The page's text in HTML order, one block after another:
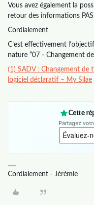
Vous avez également la
retour des informations
Cordialement
C’est effectivement
nature “07 - Changement
(1) SADV : Changement de
logiciel déclaratif – My Silae
Cette
Partagez
Cordialement - Jérémie